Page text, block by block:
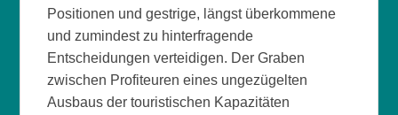
Positionen und gestrige, längst überkommene
und zumindest zu hinterfragende
Entscheidungen verteidigen. Der Graben
zwischen Profiteuren eines ungezügelten
Ausbaus der touristischen Kapazitäten